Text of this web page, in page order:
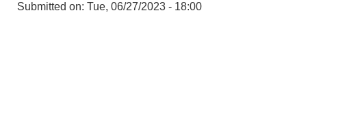
Submitted on: Tue, 06/27/2023 - 18:00